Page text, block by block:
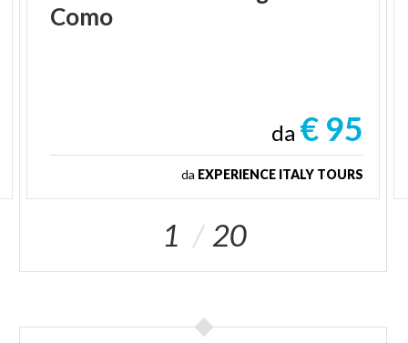
Como
da € 95
da EXPERIENCE ITALY TOURS
1 20